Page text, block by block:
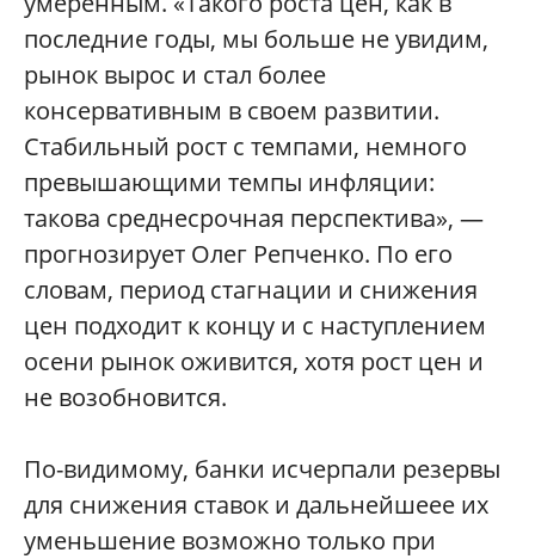
последние годы, мы больше не увидим,
рынок вырос и стал более
консервативным в своем развитии.
Стабильный рост с темпами, немного
превышающими темпы инфляции:
такова среднесрочная перспектива», —
прогнозирует Олег Репченко. По его
словам, период стагнации и снижения
цен подходит к концу и с наступлением
осени рынок оживится, хотя рост цен и
не возобновится.
По-видимому, банки исчерпали резервы
для снижения ставок и дальнейшеее их
уменьшение возможно только при